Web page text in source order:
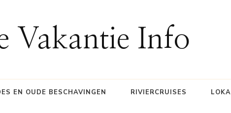
Vakantie Info
EN OUDE BESCHAVINGEN RIVIERCRUISES